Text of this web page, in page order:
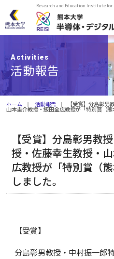
Research and Education Institute
Activities
活動報告
ホーム 活動報告 【受賞】分島彰男
山本圭介教授・飯田全広教授が「特別賞（
【受賞】分島彰男教
授・佐藤幸生教授・
広教授が「特別賞（
しました。
【受賞】
分島彰男教授・中村振一郎
HOME
機構概要
メンバー
教育プログラム
活動報告
履修証明プログラム
お問合せ